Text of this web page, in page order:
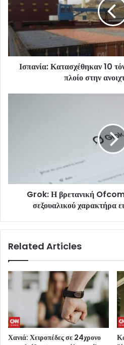
Ισπανία: Κατασχέθηκαν 10
πλοίο στην
Grok: Η βρετανική Ofcom
σεξουαλικού χαρακτήρα
Related Articles
Χανιά: Χειροπέδες σε 24χρονο